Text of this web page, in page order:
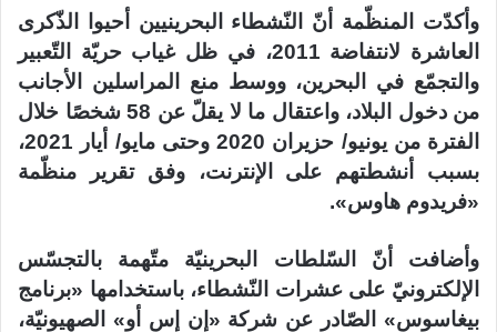
وأكدّت المنظّمة أنّ النّشطاء البحرينيين أحيوا الذّكرى
العاشرة لانتفاضة 2011، في ظل غياب حريّة التّعبير
والتجمّع في البحرين، ووسط منع المراسلين الأجانب
من دخول البلاد، واعتقال ما لا يقلّ عن 58 شخصًا خلال
الفترة من يونيو/ حزيران 2020 وحتى مايو/ أيار 2021،
بسبب أنشطتهم على الإنترنت، وفق تقرير منظّمة
«فريدوم هاوس».
وأضافت أنّ السّلطات البحرينيّة متّهمة بالتجسّس
الإلكترونيّ على عشرات النّشطاء، باستخدامها «برنامج
بيغاسوس» الصّادر عن شركة «إن إس أو» الصهيونيّة،